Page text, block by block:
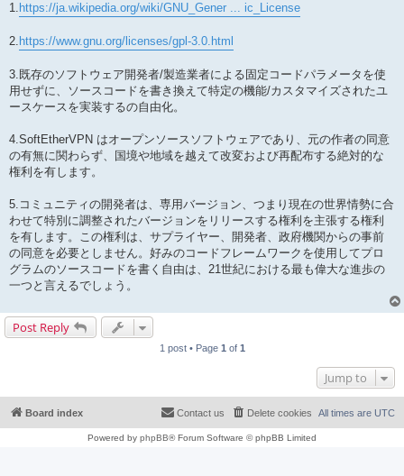
1. https://ja.wikipedia.org/wiki/GNU_Gener ... ic_License
2. https://www.gnu.org/licenses/gpl-3.0.html
3.既存のソフトウェア開発者/製造業者による固定コードパラメータを使
用せずに、ソースコードを書き換えて特定の機能/カスタマイズされたユ
ースケースを実装するの自由化。
4.SoftEtherVPN はオープンソースソフトウェアであり、元の作者の同意
の有無に関わらず、国境や地域を越えて改変および再配布する絶対的な
権利を有します。
5.コミュニティの開発者は、専用バージョン、つまり現在の世界情勢に合
わせて特別に調整されたバージョンをリリースする権利を主張する権利
を有します。この権利は、サプライヤー、開発者、政府機関からの事前
の同意を必要としません。好みのコードフレームワークを使用してプロ
グラムのソースコードを書く自由は、21世紀における最も偉大な進歩の
一つと言えるでしょう。
Post Reply
1 post • Page 1 of 1
Jump to
Board index All times are UTC
Delete cookies
Contact us
Powered by phpBB® Forum Software © phpBB Limited